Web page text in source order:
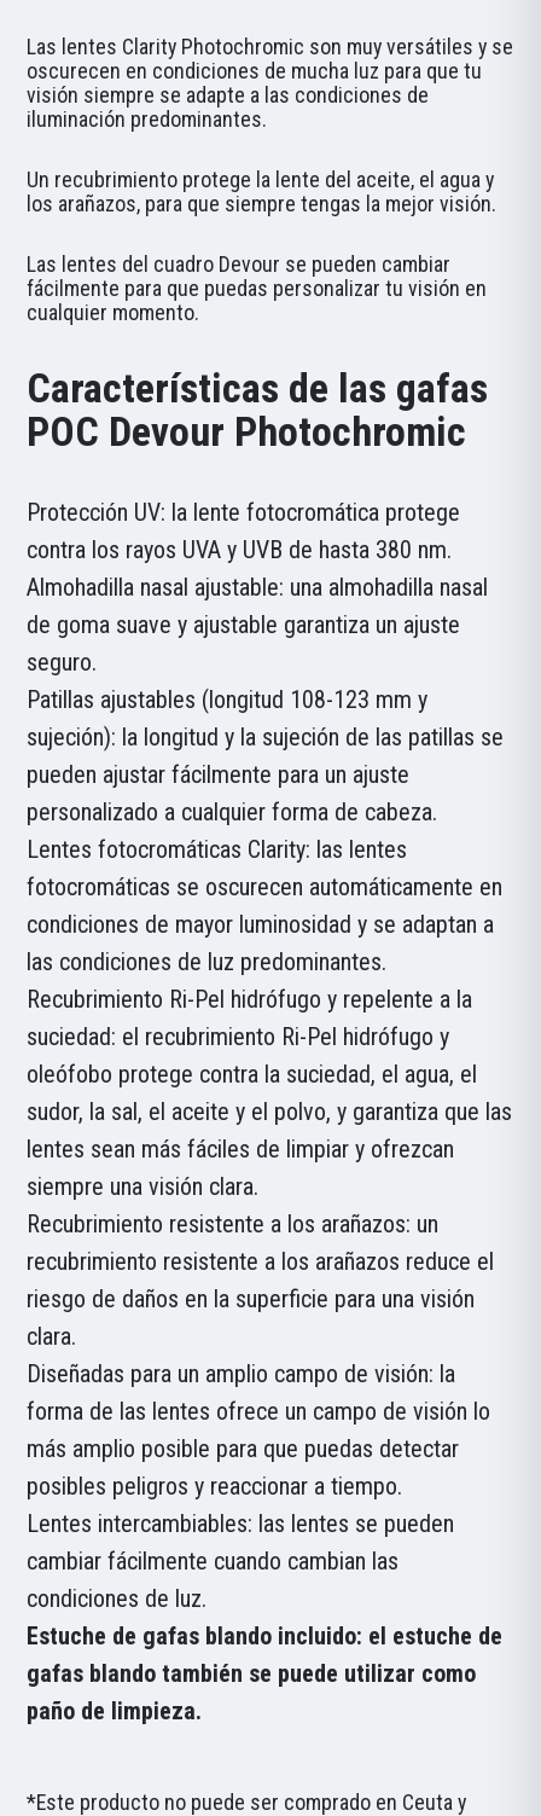
Las lentes Clarity Photochromic son muy versátiles y se
oscurecen en condiciones de mucha luz para que tu
visión siempre se adapte a las condiciones de
iluminación predominantes.
Un recubrimiento protege la lente del aceite, el agua y
los arañazos, para que siempre tengas la mejor visión.
Las lentes del cuadro Devour se pueden cambiar
fácilmente para que puedas personalizar tu visión en
cualquier momento.
Características de las gafas
POC Devour Photochromic
Protección UV: la lente fotocromática protege
contra los rayos UVA y UVB de hasta 380 nm.
Almohadilla nasal ajustable: una almohadilla nasal
de goma suave y ajustable garantiza un ajuste
seguro.
Patillas ajustables (longitud 108-123 mm y
sujeción): la longitud y la sujeción de las patillas se
pueden ajustar fácilmente para un ajuste
personalizado a cualquier forma de cabeza.
Lentes fotocromáticas Clarity: las lentes
fotocromáticas se oscurecen automáticamente en
condiciones de mayor luminosidad y se adaptan a
las condiciones de luz predominantes.
Recubrimiento Ri-Pel hidrófugo y repelente a la
suciedad: el recubrimiento Ri-Pel hidrófugo y
oleófobo protege contra la suciedad, el agua, el
sudor, la sal, el aceite y el polvo, y garantiza que las
lentes sean más fáciles de limpiar y ofrezcan
siempre una visión clara.
Recubrimiento resistente a los arañazos: un
recubrimiento resistente a los arañazos reduce el
riesgo de daños en la superficie para una visión
clara.
Diseñadas para un amplio campo de visión: la
forma de las lentes ofrece un campo de visión lo
más amplio posible para que puedas detectar
posibles peligros y reaccionar a tiempo.
Lentes intercambiables: las lentes se pueden
cambiar fácilmente cuando cambian las
condiciones de luz.
Estuche de gafas blando incluido: el estuche de
gafas blando también se puede utilizar como
paño de limpieza.
*Este producto no puede ser comprado en Ceuta y